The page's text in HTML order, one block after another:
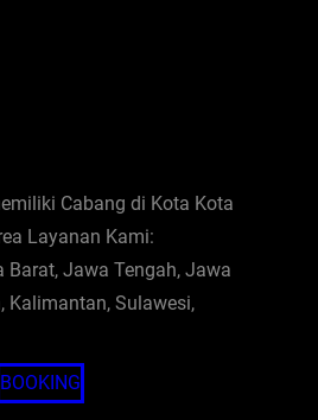
Cabang di Kota Kota
Layanan Kami:
Barat, Jawa Tengah, Jawa
Kalimantan, Sulawesi,
BOOKING